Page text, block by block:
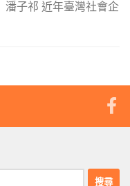
子祁 近年臺灣社會企